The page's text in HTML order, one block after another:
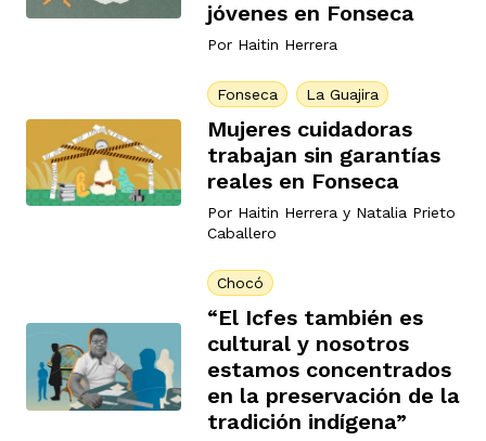
jóvenes en Fonseca
Por Haitin Herrera
Fonseca La Guajira
Mujeres cuidadoras
trabajan sin garantías
reales en Fonseca
Por Haitin Herrera y Natalia Prieto
Caballero
Chocó
“El Icfes también es
cultural y nosotros
estamos concentrados
en la preservación de la
tradición indígena”
2023
Baja